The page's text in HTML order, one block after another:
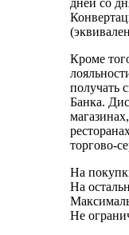
дней со
Кроме
получать
Банка.
торгово-
На
На
Не